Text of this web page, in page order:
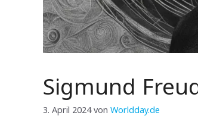
Sigmund
3. April 2024 von Worldday.de